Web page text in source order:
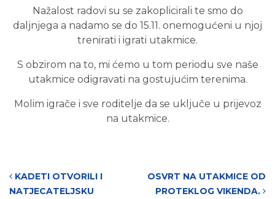
Nažalost radovi su se zakoplicirali te smo do
daljnjega a nadamo se do 15.11. onemogućeni u njoj
trenirati i igrati utakmice.
S obzirom na to, mi ćemo u tom periodu sve naše
utakmice odigravati na gostujućim terenima.
Molim igrače i sve roditelje da se uključe u prijevoz
na utakmice.
Post navigation
KADETI OTVORILI I
NATJECATELJSKU
OSVRT NA UTAKMICE OD
PROTEKLOG VIKENDA.